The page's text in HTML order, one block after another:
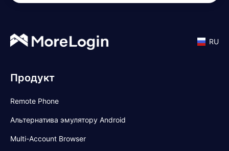
RU
Продукт
Remote Phone
Альтернатива эмулятору Android
Multi-Account Browser